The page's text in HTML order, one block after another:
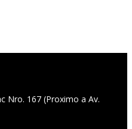
Nro. 167 (Proximo a Av.